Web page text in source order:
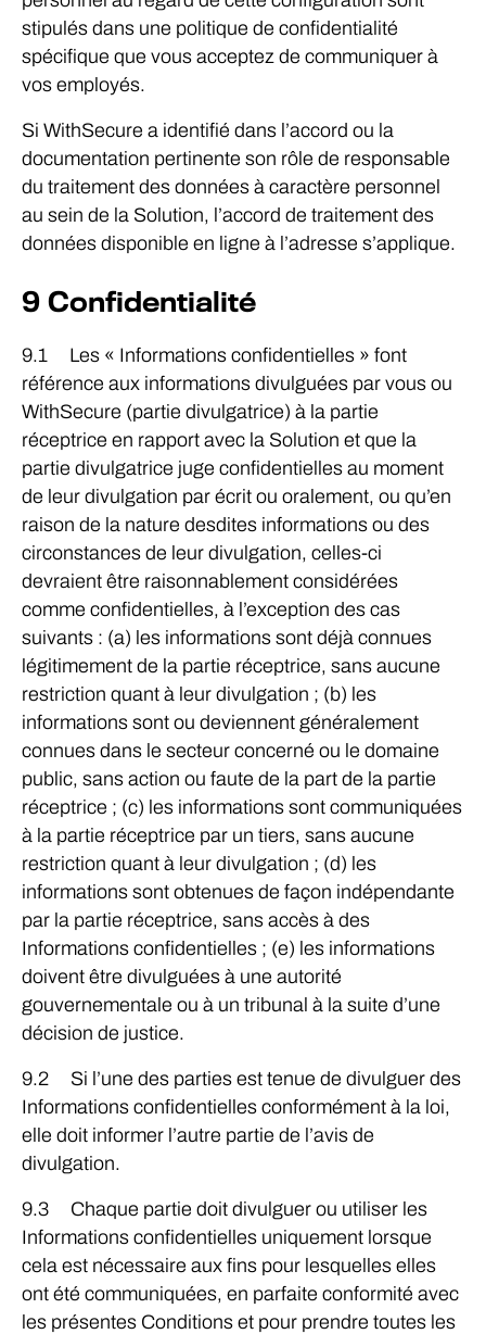
stipulés dans une politique de confidentialité
spécifique que vous acceptez de communiquer à
vos employés.
Si WithSecure a identifié dans l’accord ou la
documentation pertinente son rôle de responsable
du traitement des données à caractère personnel
au sein de la Solution, l’accord de traitement des
données disponible en ligne à l’adresse s’applique.
9 Confidentialité
9.1 Les « Informations confidentielles » font
référence aux informations divulguées par vous ou
WithSecure (partie divulgatrice) à la partie
réceptrice en rapport avec la Solution et que la
partie divulgatrice juge confidentielles au moment
de leur divulgation par écrit ou oralement, ou qu’en
raison de la nature desdites informations ou des
circonstances de leur divulgation, celles-ci
devraient être raisonnablement considérées
comme confidentielles, à l’exception des cas
suivants : (a) les informations sont déjà connues
légitimement de la partie réceptrice, sans aucune
restriction quant à leur divulgation ; (b) les
informations sont ou deviennent généralement
connues dans le secteur concerné ou le domaine
public, sans action ou faute de la part de la partie
réceptrice ; (c) les informations sont communiquées
à la partie réceptrice par un tiers, sans aucune
restriction quant à leur divulgation ; (d) les
informations sont obtenues de façon indépendante
par la partie réceptrice, sans accès à des
Informations confidentielles ; (e) les informations
doivent être divulguées à une autorité
gouvernementale ou à un tribunal à la suite d’une
décision de justice.
9.2 Si l’une des parties est tenue de divulguer des
Informations confidentielles conformément à la loi,
elle doit informer l’autre partie de l’avis de
divulgation.
9.3 Chaque partie doit divulguer ou utiliser les
Informations confidentielles uniquement lorsque
cela est nécessaire aux fins pour lesquelles elles
ont été communiquées, en parfaite conformité avec
les présentes Conditions et pour prendre toutes les